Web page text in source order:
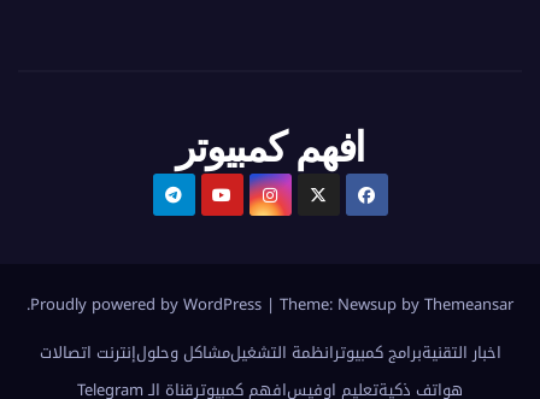
افهم كمبيوتر
Proudly powered by WordPress | Theme: Newsup byThemeansar
.
اخبار التقنيةبرامج كمبيوترانظمة التشغيلمشاكل وحلولإنترنت اتصالات
هواتف ذكيةتعليم اوفيسافهم كمبيوترقناة الـ Telegram